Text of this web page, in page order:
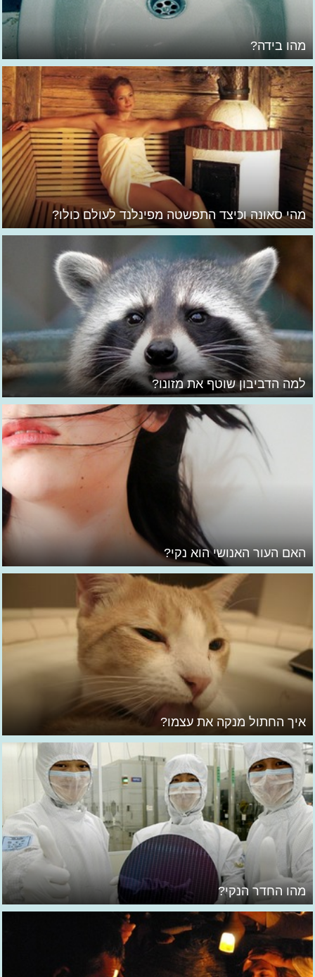
מהו בידה?
מהי סאונה וכיצד התפשטה מפינלנד לעולם כולו?
למה הדביבון שוטף את מזונו?
האם העור האנושי הוא נקי?
איך החתול מנקה את עצמו?
מהו החדר הנקי?